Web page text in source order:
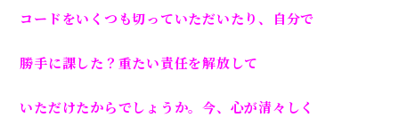
コードをいくつも切っていただいたり、自分で
勝手に課した？ 重たい責任を解放して
いただけたからでしょうか。今、 心が清々しく